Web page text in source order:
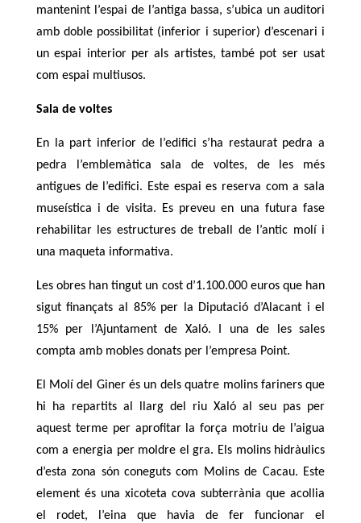
mantenint l’espai de l’antiga bassa, s’ubica un auditori
amb doble possibilitat (inferior i superior) d’escenari i
un espai interior per als artistes, també pot ser usat
com espai multiusos.
Sala de voltes
En la part inferior de l’edifici s’ha restaurat pedra a
pedra l’emblemàtica sala de voltes, de les més
antigues de l’edifici. Este espai es reserva com a sala
museística i de visita. Es preveu en una futura fase
rehabilitar les estructures de treball de l’antic molí i
una maqueta informativa.
Les obres han tingut un cost d’1.100.000 euros que han
sigut finançats al 85% per la Diputació d’Alacant i el
15% per l’Ajuntament de Xaló. I una de les sales
compta amb mobles donats per l’empresa Point.
El Molí del Giner és un dels quatre molins fariners que
hi ha repartits al llarg del riu Xaló al seu pas per
aquest terme per aprofitar la força motriu de l’aigua
com a energia per moldre el gra. Els molins hidràulics
d’esta zona són coneguts com Molins de Cacau. Este
element és una xicoteta cova subterrània que acollia
el rodet, l’eina que havia de fer funcionar el